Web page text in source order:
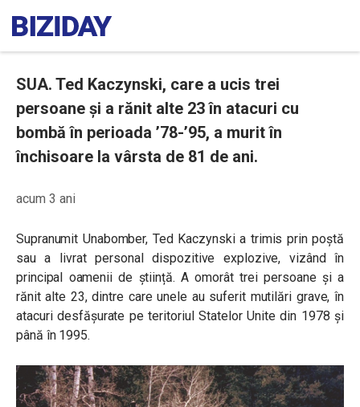
SUA. Ted Kaczynski, care a ucis trei
persoane și a rănit alte 23 în atacuri cu
bombă în perioada ’78-’95, a murit în
închisoare la vârsta de 81 de ani.
acum 3 ani
Supranumit Unabomber, Ted Kaczynski a trimis prin poștă
sau a livrat personal dispozitive explozive, vizând în
principal oamenii de știință. A omorât trei persoane și a
rănit alte 23, dintre care unele au suferit mutilări grave, în
atacuri desfășurate pe teritoriul Statelor Unite din 1978 și
până în 1995.